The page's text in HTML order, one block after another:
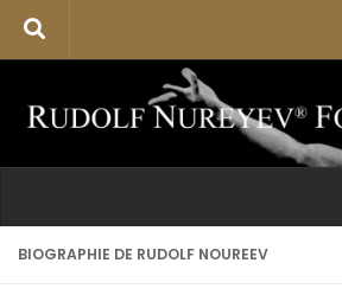
BIOGRAPHIE DE RUDOLF NOUREEV